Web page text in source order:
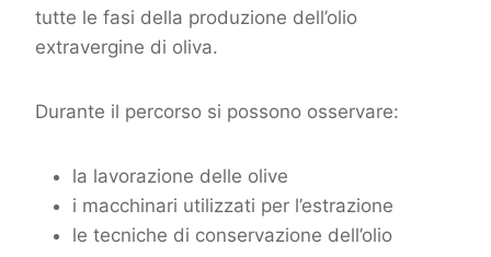
tutte le fasi della produzione dell’olio
extravergine di oliva.
Durante il percorso si possono osservare:
la lavorazione delle olive
i macchinari utilizzati per l’estrazione
le tecniche di conservazione dell’olio